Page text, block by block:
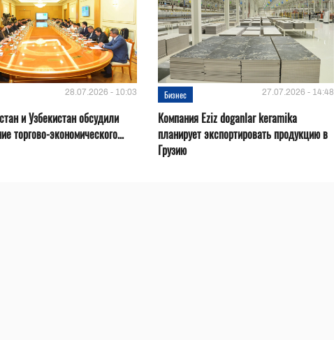
28.07.2026 - 10:03
и Узбекистан обсудили
торгово-экономического...
Бизнес 27.07.2026 - 14:48
Компания Eziz doganlar keramika
планирует экспортировать продукцию в
Грузию